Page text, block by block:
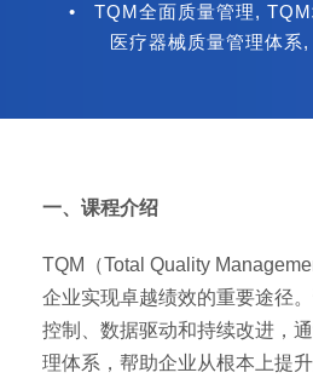
•
TQM全面质量管理, TQM
医疗器械质量管理体系,
一、课程介绍
TQM（Total Quality
企业实现卓越绩效的重要途径
控制、数据驱动和持续改进，
理体系，帮助企业从根本上提